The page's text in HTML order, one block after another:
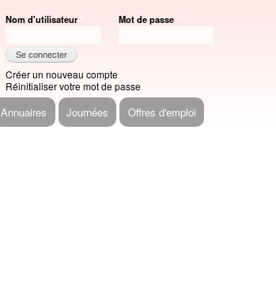
Nom d'utilisateur Mot de passe
Créer un nouveau compte
Réinitialiser votre mot de passe
Annuaires Journées Offres d'emploi